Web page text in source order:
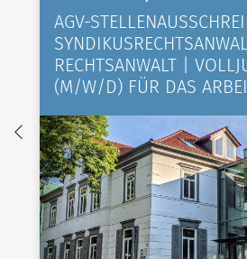
AGV-
RECHTSANWALT |
(M/W/D) FÜR DAS